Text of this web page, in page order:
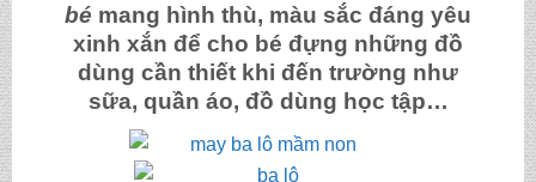
bé mang hình thù, màu sắc đáng yêu
xinh xắn để cho bé đựng những đồ
dùng cần thiết khi đến trường như
sữa, quần áo, đồ dùng học tập…